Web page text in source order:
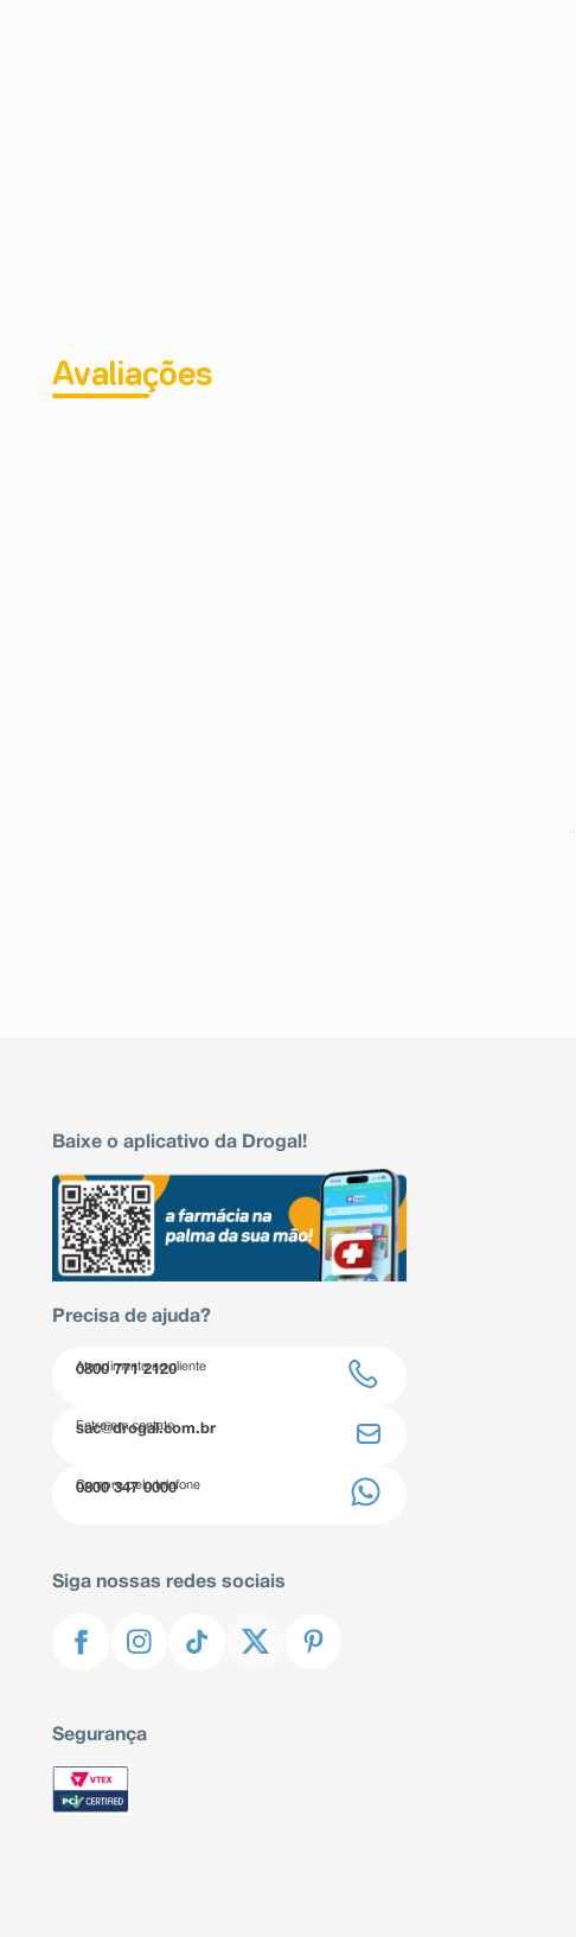
Avaliações
Baixe o aplicativo da Drogal!
Precisa de ajuda?
Atendimento ao cliente
0800 771 2120
Entre em contato
sac@drogal.com.br
Compre pelo telefone
0800 347 0000
Siga nossas redes sociais
Segurança